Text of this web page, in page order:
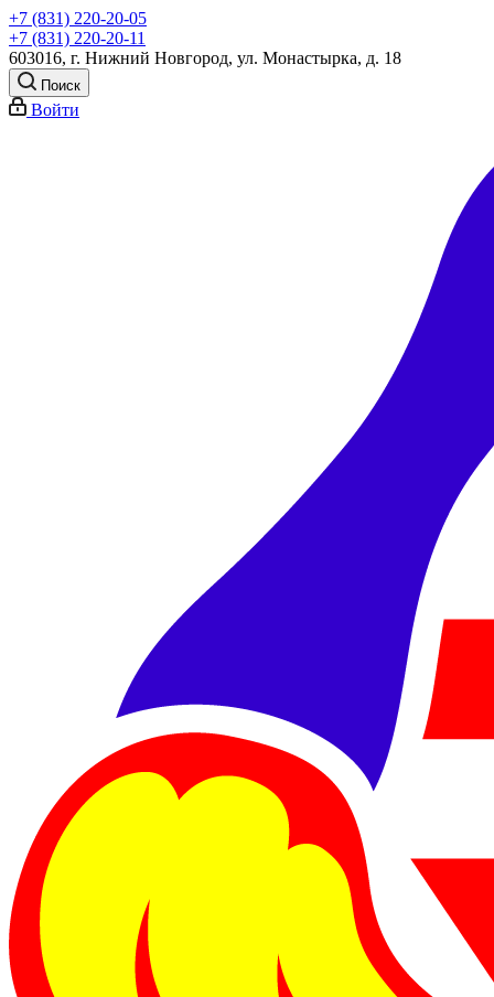
+7 (831) 220-20-05
+7 (831) 220-20-11
603016, г. Нижний Новгород, ул. Монастырка, д. 18
Поиск
Войти